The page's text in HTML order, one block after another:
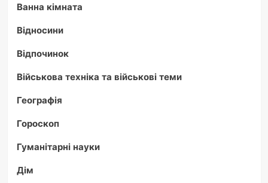
Ванна кімната
Відносини
Відпочинок
Військова техніка та військові теми
Географія
Гороскоп
Гуманітарні науки
Дім